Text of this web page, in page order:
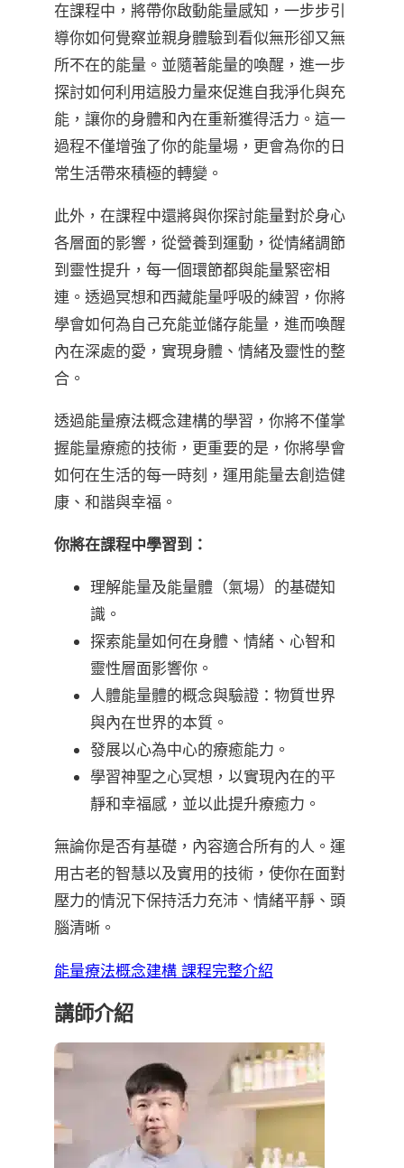
在課程中，將帶你啟動能量感知，一步步引
導你如何覺察並親身體驗到看似無形卻又無
所不在的能量。並隨著能量的喚醒，進一步
探討如何利用這股力量來促進自我淨化與充
能，讓你的身體和內在重新獲得活力。這一
過程不僅增強了你的能量場，更會為你的日
常生活帶來積極的轉變。
此外，在課程中還將與你探討能量對於身心
各層面的影響，從營養到運動，從情緒調節
到靈性提升，每一個環節都與能量緊密相
連。透過冥想和西藏能量呼吸的練習，你將
學會如何為自己充能並儲存能量，進而喚醒
內在深處的愛，實現身體、情緒及靈性的整
合。
透過能量療法概念建構的學習，你將不僅掌
握能量療癒的技術，更重要的是，你將學會
如何在生活的每一時刻，運用能量去創造健
康、和諧與幸福。
你將在課程中學習到：
理解能量及能量體（氣場）的基礎知
識。
探索能量如何在身體、情緒、心智和
靈性層面影響你。
人體能量體的概念與驗證：物質世界
與內在世界的本質。
發展以心為中心的療癒能力。
學習神聖之心冥想，以實現內在的平
靜和幸福感，並以此提升療癒力。
無論你是否有基礎，內容適合所有的人。運
用古老的智慧以及實用的技術，使你在面對
壓力的情況下保持活力充沛、情緒平靜、頭
腦清晰。
能量療法概念建構 課程完整介紹
講師介紹